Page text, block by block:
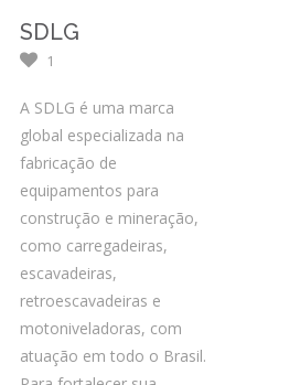
SDLG
1
A SDLG é uma marca
global especializada na
fabricação de
equipamentos para
construção e mineração,
como carregadeiras,
escavadeiras,
retroescavadeiras e
motoniveladoras, com
atuação em todo o Brasil.